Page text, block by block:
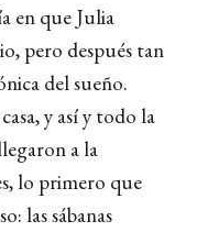
en que Julia
pero después tan
del sueño.
y así y todo la
a la
lo primero que
las sábanas